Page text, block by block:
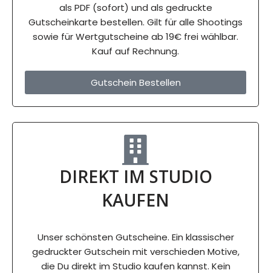
als PDF (sofort) und als gedruckte
Gutscheinkarte bestellen. Gilt für alle Shootings
sowie für Wertgutscheine ab 19€ frei wählbar.
Kauf auf Rechnung.
Gutschein Bestellen
DIREKT IM STUDIO
KAUFEN
Unser schönsten Gutscheine. Ein klassischer
gedruckter Gutschein mit verschieden Motive,
die Du direkt im Studio kaufen kannst. Kein